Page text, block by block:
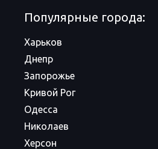
Популярные города:
Харьков
Днепр
Запорожье
Кривой Рог
Одесса
Николаев
Херсон